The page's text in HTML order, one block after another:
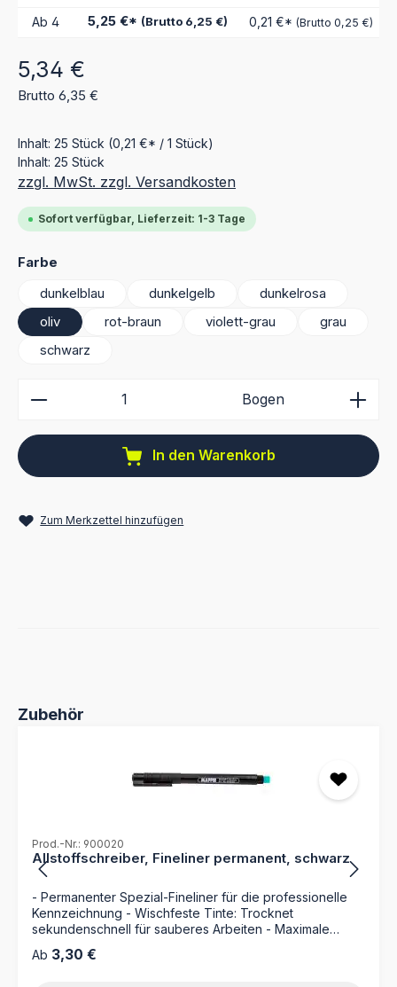
Ab 4 5,25 €* (Brutto 6,25 €) 0,21 €* (Brutto 0,25 €)
Regulärer Preis:
5,34 €
Brutto 6,35 €
Inhalt: 25 Stück (0,21 €* / 1 Stück)
Inhalt: 25 Stück
zzgl. MwSt. zzgl. Versandkosten
Sofort verfügbar, Lieferzeit: 1-3 Tage
Farbe
dunkelblau
dunkelgelb
dunkelrosa
oliv
rot-braun violett-grau
grau
schwarz
Produkt Anzahl: Gib den gewünschten Wert ein
Bogen
In den Warenkorb
Zum Merkzettel hinzufügen
Produktgalerie überspringen
Zubehör
Prod.-Nr.: 900020
Allstoffschreiber, Fineliner permanent, schwarz
- Permanenter Spezial-Fineliner für die professionelle
Kennzeichnung - Wischfeste Tinte: Trocknet
sekundenschnell für sauberes Arbeiten - Maximale
Integrierter Spezialradierer für einfache Korrekturen Der
Regulärer Preis:
Ab 3,30 €